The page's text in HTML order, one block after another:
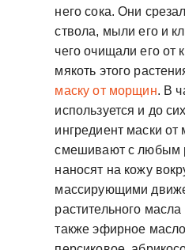
него сока. Они
ствола, мыли его и
чего очищали его от
мякоть этого
маску от морщин. В
используется и до
ингредиент маски
смешивают с любым
наносят на кожу
массирующими
растительного
также эфирное